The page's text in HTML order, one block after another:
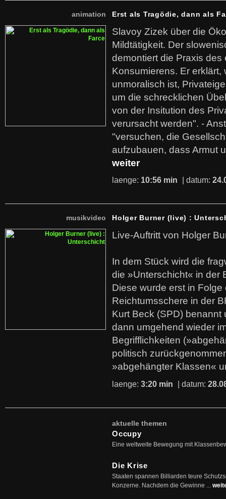
animation Erst als Tragödie, dann als
Slavoy Zizek über die
Mildtätigkeit. Der
demontiert die Praxis des
Konsumierens. Er erklärt,
unmoralisch ist,
um die schrecklichen
von der Insitution des
verursacht werden". -
"versuchen, die
aufzubauen, dass Armut
weiter
laenge: 10:56 min | datum:
musikvideo Holger Burner (live) :
Live-Auftritt von Holger
In dem Stück wird die
die »Unterschicht« in der
Diese wurde erst in
Reichtumsschere in der
Kurt Beck (SPD)
dann umgehend wieder
Begrifflichkeiten
politisch
»abgehängter Klassen«
laenge: 3:20 min | datum:
aktuelle themen
Occupy
Eine weltweite Bewegung mit
Die Krise
Staaten spannen Billiarden teure
Konzerne. Nachdem die Gewinne ...